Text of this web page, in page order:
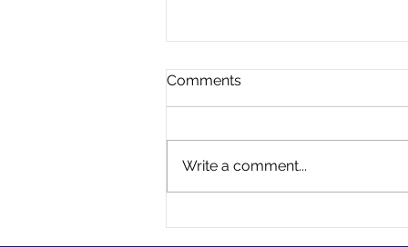
Comments
Write a comment...